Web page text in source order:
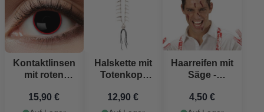
Kontaktlinsen
mit roten
15,90 €
Halskette mit
Totenkopf
Fangzähnen
12,90 €
Haarreifen mit
Säge -
4,50 €